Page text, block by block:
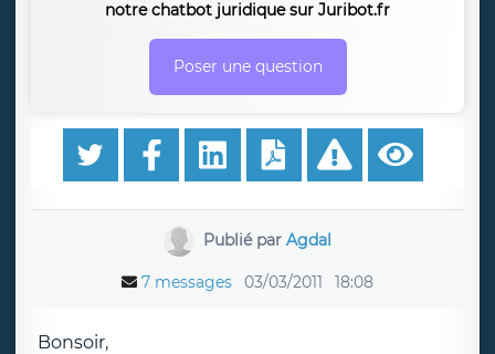
notre chatbot juridique sur Juribot.fr
Poser une question
Publié par Agdal
7 messages 03/03/2011 18:08
Bonsoir,